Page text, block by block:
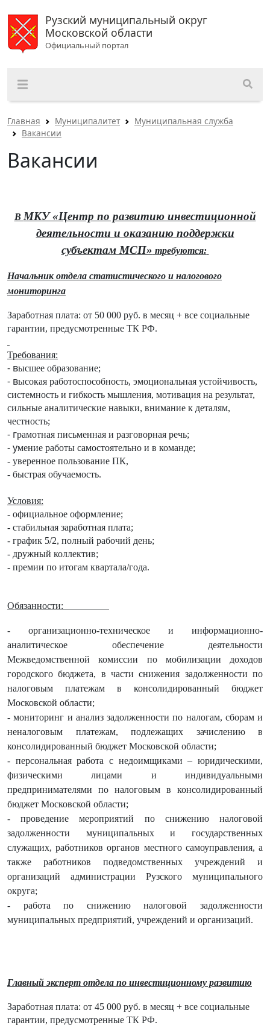
Рузский муниципальный округ
Московской области
Официальный портал
Главная Муниципалитет
Муниципальная служба
Вакансии
Вакансии
В МКУ «Центр по развитию инвестиционной
деятельности и оказанию поддержки
субъектам МСП» требуются:
Начальник отдела статистического и налогового
мониторинга
Заработная плата: от 50 000 руб. в месяц + все социальные
гарантии, предусмотренные ТК РФ.
Требования:
- высшее образование;
- высокая работоспособность, эмоциональная устойчивость,
системность и гибкость мышления, мотивация на результат,
сильные аналитические навыки, внимание к деталям,
честность;
- грамотная письменная и разговорная речь;
- умение работы самостоятельно и в команде;
- уверенное пользование ПК,
- быстрая обучаемость.
Условия:
- официальное оформление;
- стабильная заработная плата;
- график 5/2, полный рабочий день;
- дружный коллектив;
- премии по итогам квартала/года.
Обязанности:
- организационно-техническое и информационно-
аналитическое обеспечение деятельности
Межведомственной комиссии по мобилизации доходов
городского бюджета, в части снижения задолженности по
налоговым платежам в консолидированный бюджет
Московской области;
- мониторинг и анализ задолженности по налогам, сборам и
неналоговым платежам, подлежащих зачислению в
консолидированный бюджет Московской области;
- персональная работа с недоимщиками – юридическими,
физическими лицами и индивидуальными
предпринимателями по налоговым в консолидированный
бюджет Московской области;
- проведение мероприятий по снижению налоговой
задолженности муниципальных и государственных
служащих, работников органов местного самоуправления, а
также работников подведомственных учреждений и
организаций администрации Рузского муниципального
округа;
- работа по снижению налоговой задолженности
муниципальных предприятий, учреждений и организаций.
Главный эксперт отдела по инвестиционному развитию
Заработная плата: от 45 000 руб. в месяц + все социальные
гарантии, предусмотренные ТК РФ.